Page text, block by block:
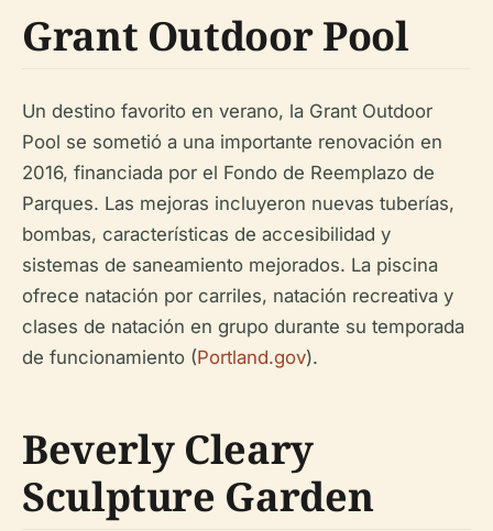
Grant Outdoor Pool
Un destino favorito en verano, la Grant Outdoor
Pool se sometió a una importante renovación en
2016, financiada por el Fondo de Reemplazo de
Parques. Las mejoras incluyeron nuevas tuberías,
bombas, características de accesibilidad y
sistemas de saneamiento mejorados. La piscina
ofrece natación por carriles, natación recreativa y
clases de natación en grupo durante su temporada
de funcionamiento (Portland.gov).
Beverly Cleary
Sculpture Garden